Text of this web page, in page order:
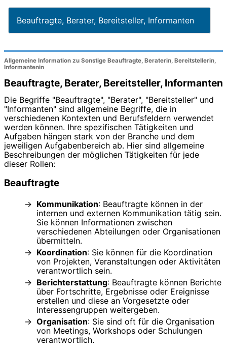
Beauftragte, Berater, Bereitsteller, Informanten
Allgemeine Information zu Sonstige Beauftragte, Beraterin, Bereitstellerin,
Informantenin
Beauftragte, Berater, Bereitsteller, Informanten
Die Begriffe "Beauftragte", "Berater", "Bereitsteller" und
"Informanten" sind allgemeine Begriffe, die in
verschiedenen Kontexten und Berufsfeldern verwendet
werden können. Ihre spezifischen Tätigkeiten und
Aufgaben hängen stark von der Branche und dem
jeweiligen Aufgabenbereich ab. Hier sind allgemeine
Beschreibungen der möglichen Tätigkeiten für jede
dieser Rollen:
Beauftragte
Kommunikation: Beauftragte können in der
internen und externen Kommunikation tätig sein.
Sie können Informationen zwischen
verschiedenen Abteilungen oder Organisationen
übermitteln.
Koordination: Sie können für die Koordination
von Projekten, Veranstaltungen oder Aktivitäten
verantwortlich sein.
Berichterstattung: Beauftragte können Berichte
über Fortschritte, Ergebnisse oder Ereignisse
erstellen und diese an Vorgesetzte oder
Interessengruppen weitergeben.
Organisation: Sie sind oft für die Organisation
von Meetings, Workshops oder Schulungen
verantwortlich.